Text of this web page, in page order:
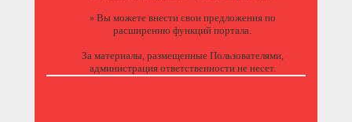
» Вы можете внести свои предложенияпо
расширению функций портала.
За материалы, размещенные Пользователями,
администрация ответственности не несет.